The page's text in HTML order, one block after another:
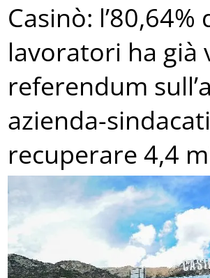
Casinò: l’80,64%
lavoratori ha già
referendum
azienda-
recuperare 4,4